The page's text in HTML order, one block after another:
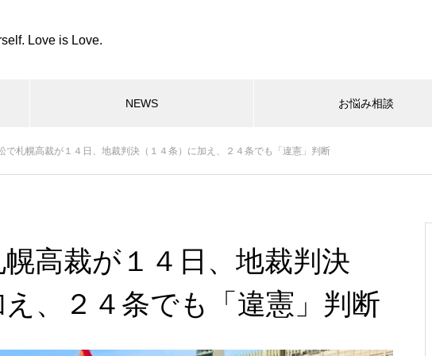
Love is Love.
NEWS お悩み相談
で札幌高裁が１４日、地裁判決（１４条）に加え、２４条でも「違憲」判断
高裁が１４日、地裁判決
え、２４条でも「違憲」判断